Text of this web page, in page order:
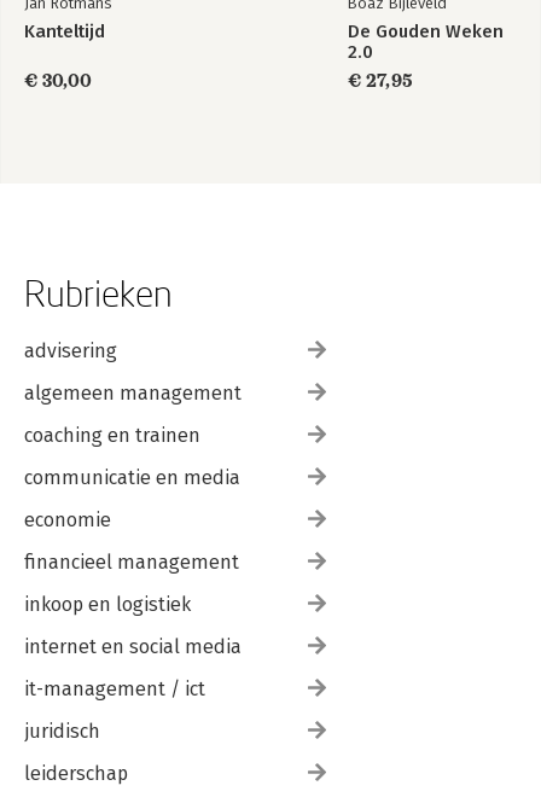
Kanteltijd
€ 30,00
De Gouden Weken
2.0
€ 27,95
Rubrieken
advisering
algemeen management
coaching en trainen
communicatie en media
economie
financieel management
inkoop en logistiek
internet en social media
it-management / ict
juridisch
leiderschap